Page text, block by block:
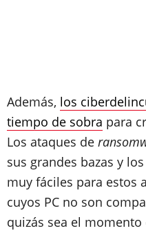
Además, los
tiempo de sobra para
Los ataques de
sus grandes bazas y
muy fáciles para estos
cuyos PC no son
quizás sea el